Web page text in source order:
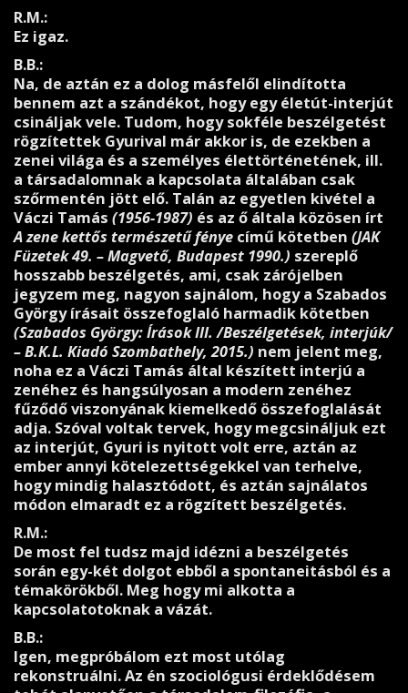
R.M.:
Ez igaz.
B.B.:
Na, de aztán ez a dolog másfelől elindította
bennem azt a szándékot, hogy egy életút-interjút
csináljak vele. Tudom, hogy sokféle beszélgetést
rögzítettek Gyurival már akkor is, de ezekben a
zenei világa és a személyes élettörténetének, ill.
a társadalomnak a kapcsolata általában csak
szőrmentén jött elő. Talán az egyetlen kivétel a
Váczi Tamás (1956-1987) és az ő általa közösen írt
A zene kettős természetű fénye című kötetben (JAK
Füzetek 49. – Magvető, Budapest 1990.) szereplő
hosszabb beszélgetés, ami, csak zárójelben
jegyzem meg, nagyon sajnálom, hogy a Szabados
György írásait összefoglaló harmadik kötetben
(Szabados György: Írások III. /Beszélgetések, interjúk/
– B.K.L. Kiadó Szombathely, 2015.) nem jelent meg,
noha ez a Váczi Tamás által készített interjú a
zenéhez és hangsúlyosan a modern zenéhez
fűződő viszonyának kiemelkedő összefoglalását
adja. Szóval voltak tervek, hogy megcsináljuk ezt
az interjút, Gyuri is nyitott volt erre, aztán az
ember annyi kötelezettségekkel van terhelve,
hogy mindig halasztódott, és aztán sajnálatos
módon elmaradt ez a rögzített beszélgetés.
R.M.:
De most fel tudsz majd idézni a beszélgetés
során egy-két dolgot ebből a spontaneitásból és a
témakörökből. Meg hogy mi alkotta a
kapcsolatotoknak a vázát.
B.B.:
Igen, megpróbálom ezt most utólag
rekonstruálni. Az én szociológusi érdeklődésem